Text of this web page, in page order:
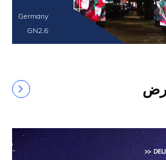
Germany